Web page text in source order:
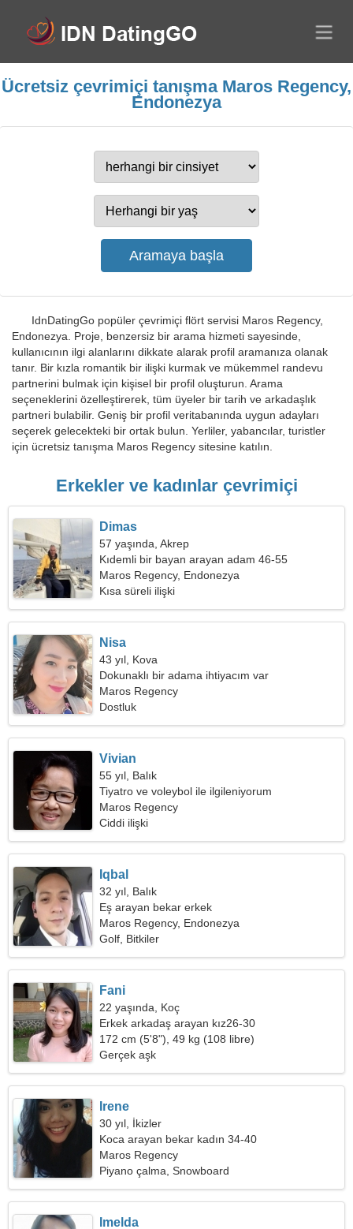
Ücretsiz çevrimiçi tanışma Maros Regency,
Endonezya
IdnDatingGo popüler çevrimiçi flört servisi Maros Regency,
Endonezya. Proje, benzersiz bir arama hizmeti sayesinde,
kullanıcının ilgi alanlarını dikkate alarak profil aramanıza olanak
tanır. Bir kızla romantik bir ilişki kurmak ve mükemmel randevu
partnerini bulmak için kişisel bir profil oluşturun. Arama
seçeneklerini özelleştirerek, tüm üyeler bir tarih ve arkadaşlık
partneri bulabilir. Geniş bir profil veritabanında uygun adayları
seçerek gelecekteki bir ortak bulun. Yerliler, yabancılar, turistler
için ücretsiz tanışma Maros Regency sitesine katılın.
Erkekler ve kadınlar çevrimiçi
Dimas
57 yaşında, Akrep
Kıdemli bir bayan arayan adam 46-55
Maros Regency, Endonezya
Kısa süreli ilişki
Nisa
43 yıl, Kova
Dokunaklı bir adama ihtiyacım var
Maros Regency
Dostluk
Vivian
55 yıl, Balık
Tiyatro ve voleybol ile ilgileniyorum
Maros Regency
Ciddi ilişki
Iqbal
32 yıl, Balık
Eş arayan bekar erkek
Maros Regency, Endonezya
Golf, Bitkiler
Fani
22 yaşında, Koç
Erkek arkadaş arayan kız26-30
172 cm (5'8"), 49 kg (108 libre)
Gerçek aşk
Irene
30 yıl, İkizler
Koca arayan bekar kadın 34-40
Maros Regency
Piyano çalma, Snowboard
Imelda